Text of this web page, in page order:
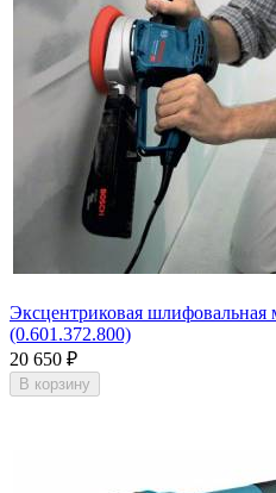
Эксцентриковая
(0.601.372.800)
20 650 ₽
В корзину